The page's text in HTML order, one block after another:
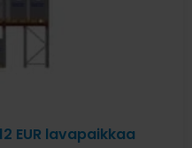
EUR lavapaikkaa